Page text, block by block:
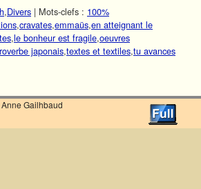
,Divers | Mots-clefs : 100%
,cravates,emmaüs,en atteignant le
,le bonheur est fragile,oeuvres
japonais,textes et textiles,tu avances
Gailhbaud